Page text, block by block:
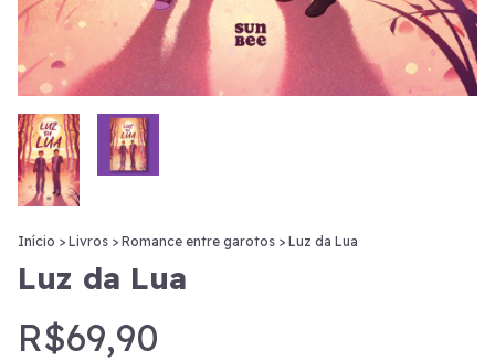
Início > Livros > Romance entre garotos > Luz da Lua
Luz da Lua
R$69,90